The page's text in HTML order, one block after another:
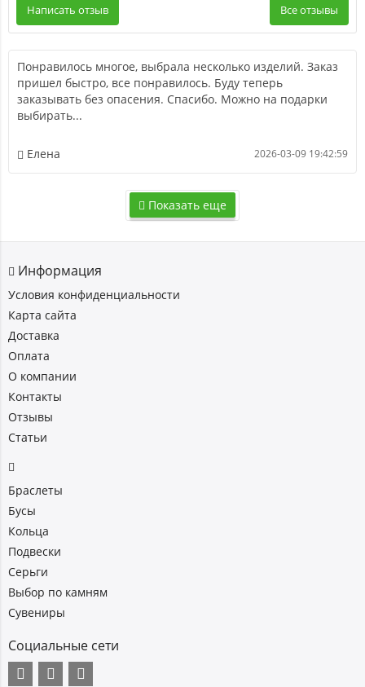
Написать отзыв Все отзывы
Понравилось многое, выбрала несколько изделий. Заказ
пришел быстро, все понравилось. Буду теперь
заказывать без опасения. Спасибо. Можно на подарки
выбирать...
Елена 2026-03-09 19:42:59
Показать еще
Информация
Условия конфиденциальности
Карта сайта
Доставка
Оплата
О компании
Контакты
Отзывы
Статьи
Браслеты
Бусы
Кольца
Подвески
Серьги
Выбор по камням
Сувениры
Социальные сети